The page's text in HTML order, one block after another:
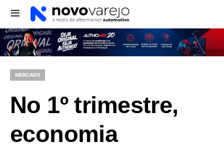
MERCADO
No 1º trimestre,
economia